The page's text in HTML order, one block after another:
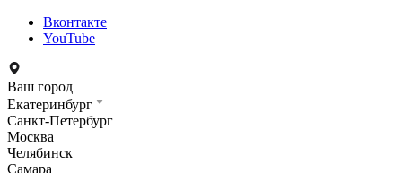
Вконтакте
YouTube
Ваш город
Екатеринбург
Санкт-Петербург
Москва
Челябинск
Самара